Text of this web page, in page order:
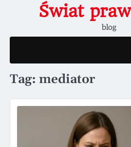
Świat
blog
Tag: mediator